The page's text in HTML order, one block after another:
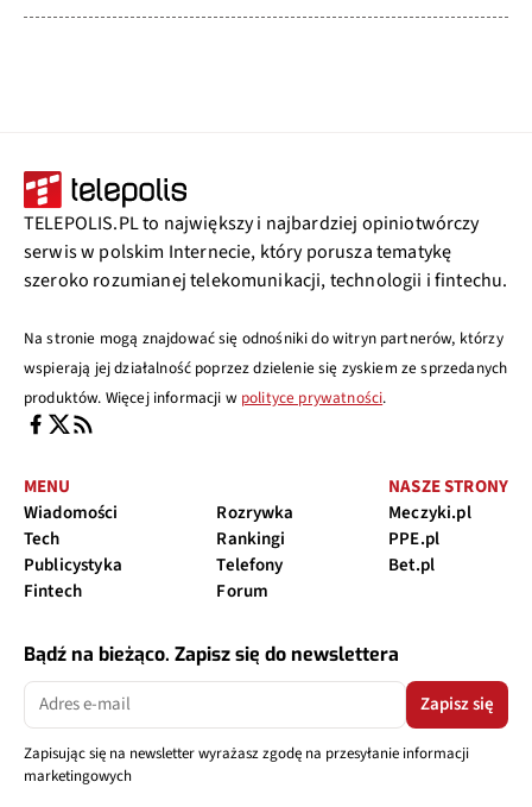
TELEPOLIS.PL to największy i najbardziej opiniotwórczy
serwis w polskim Internecie, który porusza tematykę
szeroko rozumianej telekomunikacji, technologii i fintechu.
Na stronie mogą znajdować się odnośniki do witryn partnerów, którzy
wspierają jej działalność poprzez dzielenie się zyskiem ze sprzedanych
produktów. Więcej informacji w polityce prywatności.
MENU
Wiadomości
Tech
Publicystyka
Fintech
Rozrywka
Rankingi
Telefony
Forum
NASZE STRONY
Meczyki.pl
PPE.pl
Bet.pl
Bądź na bieżąco. Zapisz się do newslettera
Zapisz się
Zapisując się na newsletter wyrażasz zgodę na przesyłanie informacji
marketingowych